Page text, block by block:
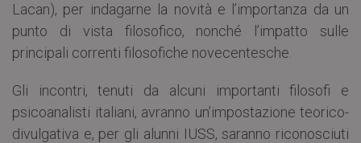
Lacan), per indagarne la novità e l’importanza da un
punto di vista filosofico, nonché l’impatto sulle
principali correnti filosofiche novecentesche.
Gli incontri, tenuti da alcuni importanti filosofi e
psicoanalisti italiani, avranno un’impostazione teorico-
divulgativa e, per gli alunni IUSS, saranno riconosciuti